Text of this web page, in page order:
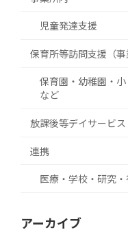
児童発達支援
保育所等訪問支援（事
保育園・幼稚園・
など
放課後等デイサービス
連携
医療・学校・研究
アーカイブ